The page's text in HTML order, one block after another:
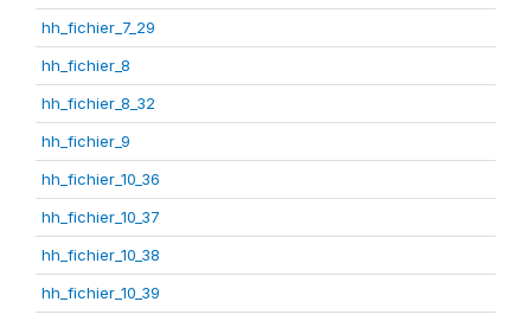
hh_fichier_7_29
hh_fichier_8
hh_fichier_8_32
hh_fichier_9
hh_fichier_10_36
hh_fichier_10_37
hh_fichier_10_38
hh_fichier_10_39